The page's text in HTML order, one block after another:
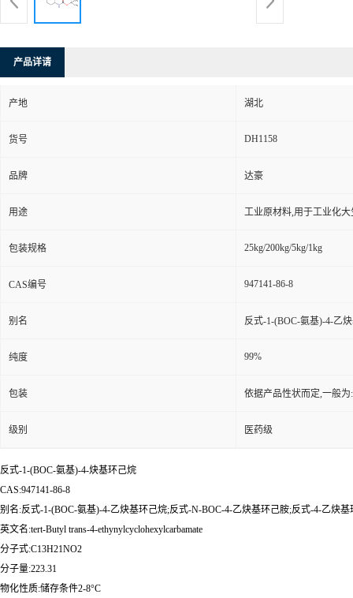
产品详请
产地 湖北
货号 DH1158
品牌 达豪
用途 工业原材料,用于工业化大
包装规格 25kg/200kg/5kg/1kg
CAS编号 947141-86-8
别名 反式-1-(BOC-氨基)-4-乙
纯度 99%
包装 依据产品性状而定,一般
级别 医药级
反式-1-(BOC-氨基)-4-炔基环己烷
CAS:947141-86-8
别名:反式-1-(BOC-氨基)-4-乙炔基环己烷;反式-N-BOC-4-乙炔基环己胺;反式-4-乙炔
英文名:tert-Butyl trans-4-ethynylcyclohexylcarbamate
分子式:C13H21NO2
分子量:223.31
物化性质:储存条件2-8°C